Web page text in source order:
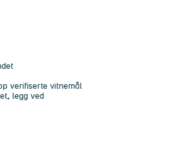
verifiserte vitnemål
legg ved